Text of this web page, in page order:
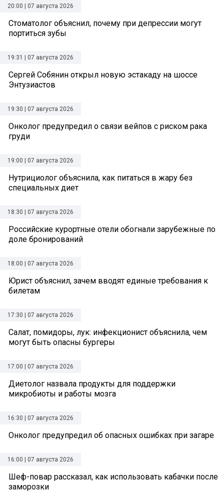
20:00 | 07 августа 2026
Стоматолог объяснил, почему при депрессии могут
портиться зубы
19:31 | 07 августа 2026
Сергей Собянин открыл новую эстакаду на шоссе
Энтузиастов
19:30 | 07 августа 2026
Онколог предупредил о связи вейпов с риском рака
груди
19:00 | 07 августа 2026
Нутрициолог объяснила, как питаться в жару без
специальных диет
18:30 | 07 августа 2026
Российские курортные отели обогнали зарубежные по
доле бронирований
18:00 | 07 августа 2026
Юрист объяснил, зачем вводят единые требования к
билетам
17:30 | 07 августа 2026
Салат, помидоры, лук: инфекционист объяснила, чем
могут быть опасны бургеры
17:00 | 07 августа 2026
Диетолог назвала продукты для поддержки
микробиоты и работы мозга
16:30 | 07 августа 2026
Онколог предупредил об опасных ошибках при загаре
16:00 | 07 августа 2026
Шеф-повар рассказал, как использовать кабачки после
заморозки